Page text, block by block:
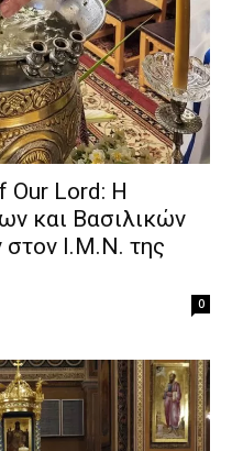
Our Lord: Η
και Βασιλικών
Ι.Μ.Ν. της
0